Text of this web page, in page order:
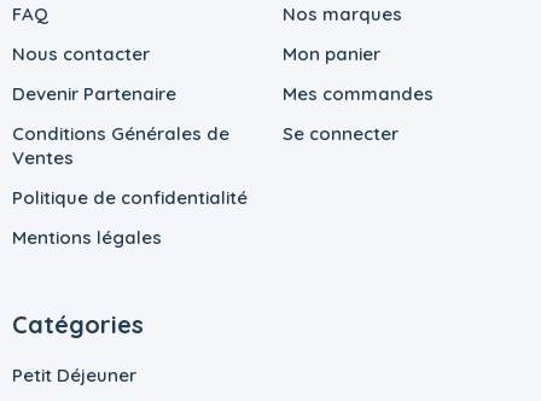
FAQ
Nous contacter
Devenir Partenaire
Conditions Générales de
Ventes
Politique de confidentialité
Mentions légales
Nos marques
Mon panier
Mes commandes
Se connecter
Catégories
Petit Déjeuner